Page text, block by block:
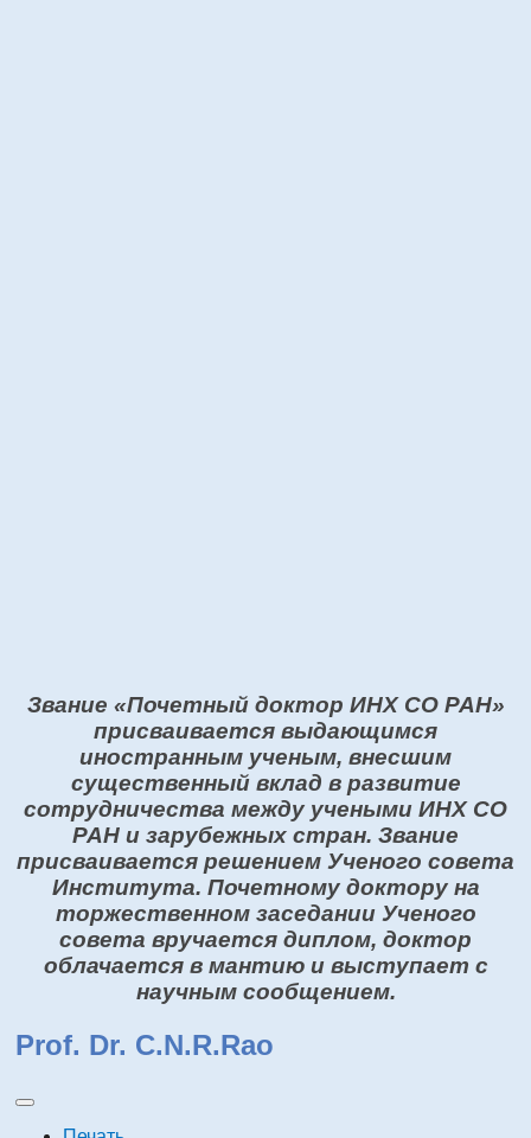
Звание «Почетный доктор ИНХ СО РАН»
присваивается выдающимся
иностранным ученым, внесшим
существенный вклад в развитие
сотрудничества между учеными ИНХ СО
РАН и зарубежных стран. Звание
присваивается решением Ученого совета
Института. Почетному доктору на
торжественном заседании Ученого
совета вручается диплом, доктор
облачается в мантию и выступает с
научным сообщением.
Prof. Dr. C.N.R.Rao